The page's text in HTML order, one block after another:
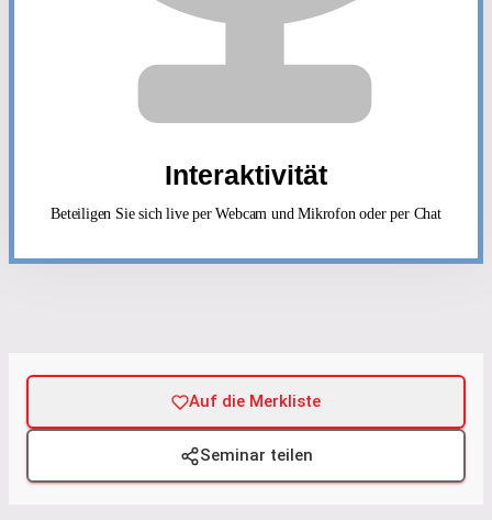
Interaktivität
Beteiligen Sie sich live per Webcam und Mikrofon oder per Chat
Auf die Merkliste
Seminar teilen